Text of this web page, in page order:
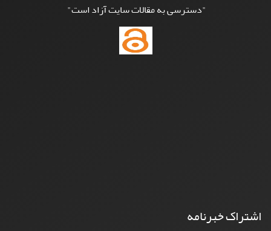
"دسترسی به مقالات سایت آزاد است"
اشتراک خبرنامه